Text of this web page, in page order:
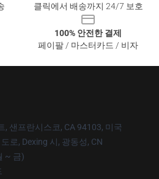
클릭에서 배송까지 24/7 보호
100% 안전한 결제
페이팔 / 마스터카드 / 비자
, 샌프란시스코, CA 94103, 미국
로, Dexing 시, 광동성, CN
~ 금)